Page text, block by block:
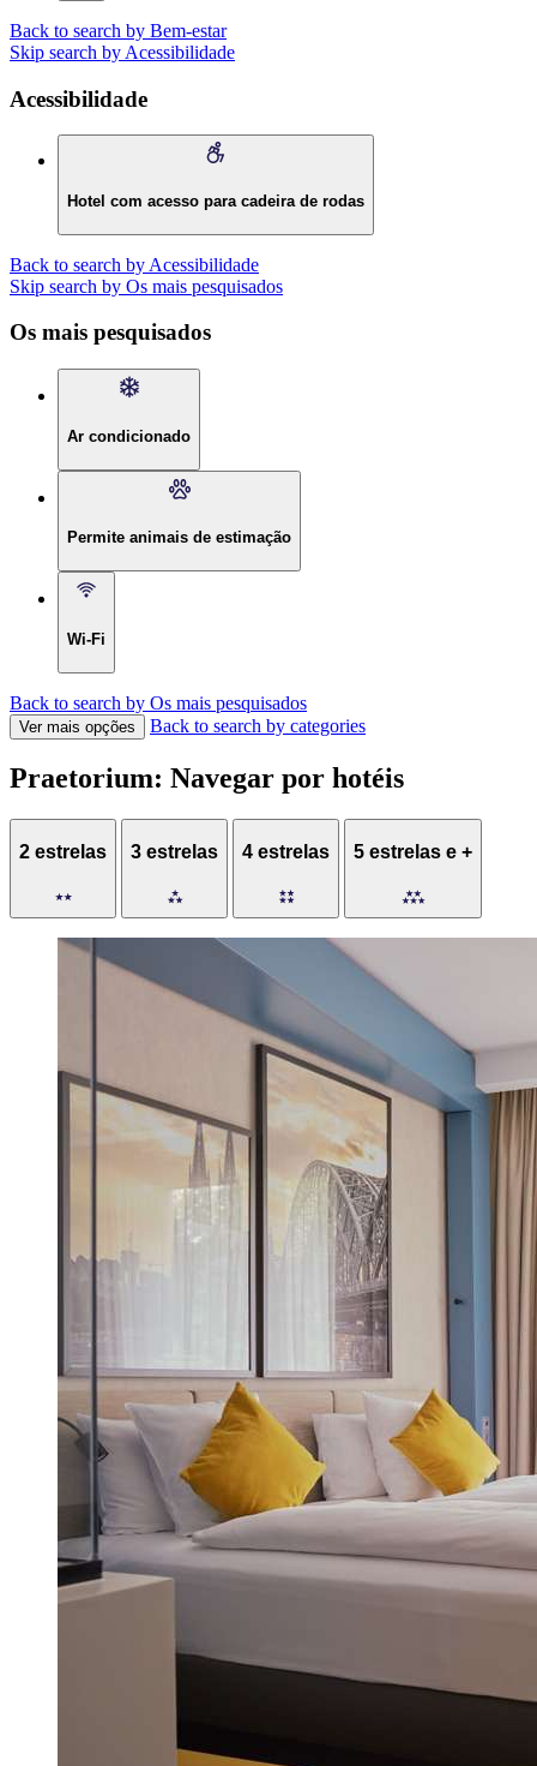
Back to search by Bem-estar
Skip search by Acessibilidade
Acessibilidade
Hotel com acesso para cadeira de rodas
Back to search by Acessibilidade
Skip search by Os mais pesquisados
Os mais pesquisados
Ar condicionado
Permite animais de estimação
Wi-Fi
Back to search by Os mais pesquisados
Ver mais opções Back to search by categories
Praetorium: Navegar por hotéis
2 estrelas 3 estrelas 4 estrelas 5 estrelas e +